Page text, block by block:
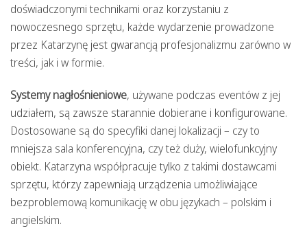
doświadczonymi technikami oraz korzystaniu z
nowoczesnego sprzętu, każde wydarzenie prowadzone
przez Katarzynę jest gwarancją profesjonalizmu zarówno w
treści, jak i w formie.
Systemy nagłośnieniowe, używane podczas eventów z jej
udziałem, są zawsze starannie dobierane i konfigurowane.
Dostosowane są do specyfiki danej lokalizacji – czy to
mniejsza sala konferencyjna, czy też duży, wielofunkcyjny
obiekt. Katarzyna współpracuje tylko z takimi dostawcami
sprzętu, którzy zapewniają urządzenia umożliwiające
bezproblemową komunikację w obu językach – polskim i
angielskim.